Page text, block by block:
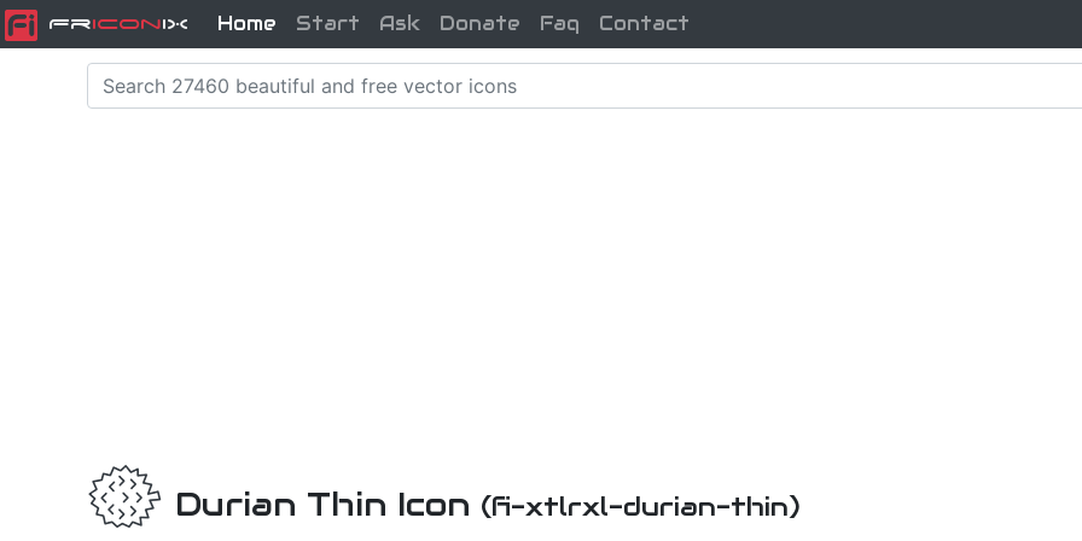
FriconiX Home Start Ask Donate Faq Contact
Durian Thin Icon (fi-xtlrxl-durian-thin)